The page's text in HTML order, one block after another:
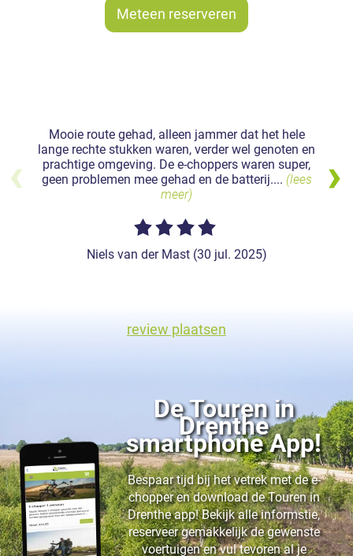
Meteen reserveren
Mooie route gehad, alleen jammer dat het hele
lange rechte stukken waren, verder wel genoten en
prachtige omgeving. De e-choppers waren super,
geen problemen mee gehad en de batterij.... (lees
meer)
Niels van der Mast (30 jul. 2025)
review plaatsen
De Touren in
Drenthe
smartphone App!
Bespaar tijd bij het vetrek met de e-
chopper en download de Touren in
Drenthe app! Bekijk alle informstie,
reserveer gemakkelijk de gewenste
voertuigen en vul tevoren al je